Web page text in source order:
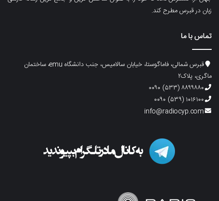
زبان در قبرس مطرح کند.
تماس با ما
قبرس شمالی، فاماگوستا، خیابان سالامیس، جنب دانشگاه emu، ساختمان
ماگری، پلاک۲
۸۸۹۹۸۸۰ (۵۳۳) ۰۰۹۰
۱۰۱۶۱۰۰ (۵۳۹) ۰۰۹۰
info@radiocyp.com